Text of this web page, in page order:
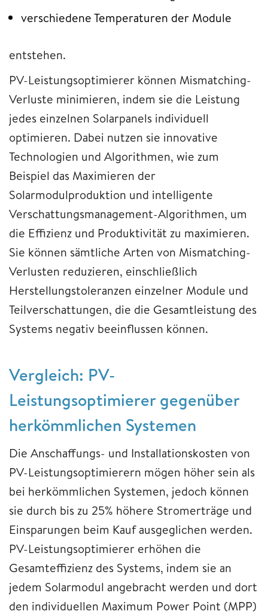
verschiedene Temperaturen der Module
entstehen.
PV-Leistungsoptimierer können Mismatching-
Verluste minimieren, indem sie die Leistung
jedes einzelnen Solarpanels individuell
optimieren. Dabei nutzen sie innovative
Technologien und Algorithmen, wie zum
Beispiel das Maximieren der
Solarmodulproduktion und intelligente
Verschattungsmanagement-Algorithmen, um
die Effizienz und Produktivität zu maximieren.
Sie können sämtliche Arten von Mismatching-
Verlusten reduzieren, einschließlich
Herstellungstoleranzen einzelner Module und
Teilverschattungen, die die Gesamtleistung des
Systems negativ beeinflussen können.
Vergleich: PV-
Leistungsoptimierer gegenüber
herkömmlichen Systemen
Die Anschaffungs- und Installationskosten von
PV-Leistungsoptimierern mögen höher sein als
bei herkömmlichen Systemen, jedoch können
sie durch bis zu 25% höhere Stromerträge und
Einsparungen beim Kauf ausgeglichen werden.
PV-Leistungsoptimierer erhöhen die
Gesamteffizienz des Systems, indem sie an
jedem Solarmodul angebracht werden und dort
den individuellen Maximum Power Point (MPP)